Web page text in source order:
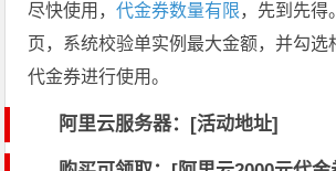
尽快使用，代金券数量有限，先到先得
页，系统校验单实例最大金额，并勾选
代金券进行使用。
阿里云服务器：[活动地址]